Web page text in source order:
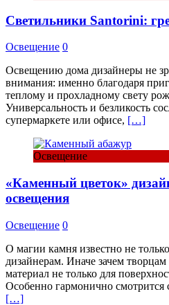
Светильники Santorini:
Освещение 0
Освещению дома дизайнеры не
внимания: именно благодаря
теплому и прохладному свету
Универсальность и безликость
супермаркете или офисе, […]
Освещение
«Каменный цветок»
освещения
Освещение 0
О магии камня известно не
дизайнерам. Иначе зачем творцам
материал не только для
Особенно гармонично смотрится
[…]